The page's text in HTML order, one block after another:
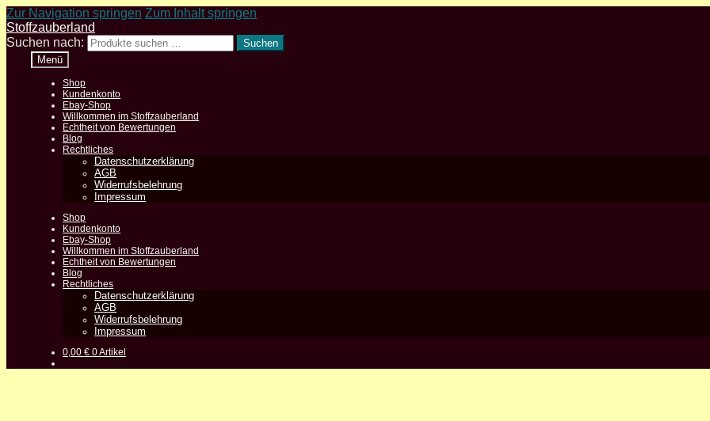
Zur Navigation springen Zum Inhalt springen
Stoffzauberland
Suchen nach:
Suchen
Menü
Shop
Kundenkonto
Ebay-Shop
Willkommen im Stoffzauberland
Echtheit von Bewertungen
Blog
Rechtliches
Datenschutzerklärung
AGB
Widerrufsbelehrung
Impressum
Shop
Kundenkonto
Ebay-Shop
Willkommen im Stoffzauberland
Echtheit von Bewertungen
Blog
Rechtliches
Datenschutzerklärung
AGB
Widerrufsbelehrung
Impressum
0,00€ 0 Artikel